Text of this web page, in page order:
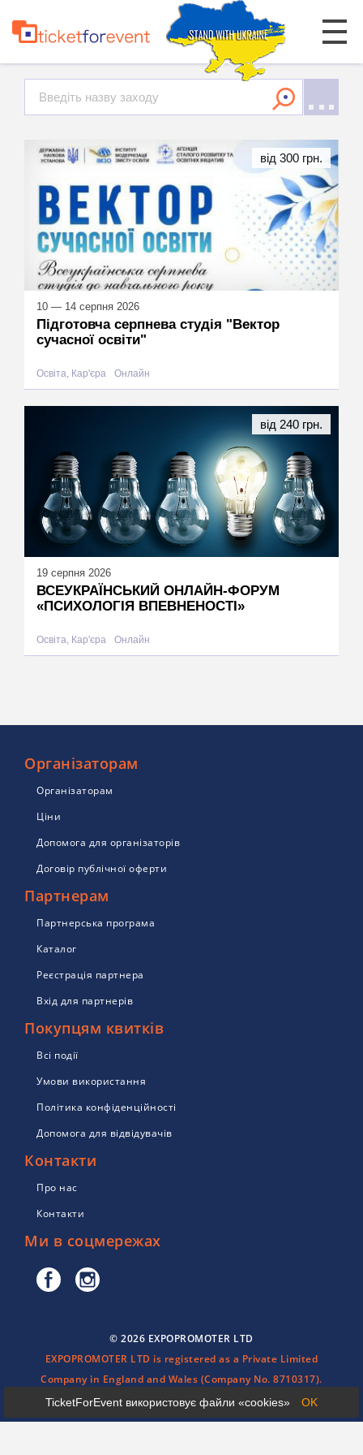
TicketForEvent використовує файли «cookies» OK
10 — 14 серпня 2026
Підготовча серпнева студія "Вектор
сучасної освіти"
Освіта, Кар'єра Онлайн
від 300 грн.
19 серпня 2026
ВСЕУКРАЇНСЬКИЙ ОНЛАЙН-ФОРУМ
«ПСИХОЛОГІЯ ВПЕВНЕНОСТІ»
Освіта, Кар'єра Онлайн
від 240 грн.
Організаторам
Організаторам
Ціни
Допомога для організаторів
Договір публічної оферти
Партнерам
Партнерська програма
Каталог
Реєстрація партнера
Вхід для партнерів
Покупцям квитків
Всі події
Умови використання
Політика конфіденційності
Допомога для відвідувачів
Контакти
Про нас
Контакти
Ми в соцмережах
© 2026 EXPOPROMOTER LTD
EXPOPROMOTER LTD is registered as a Private Limited
Company in England and Wales (Company No. 8710317).